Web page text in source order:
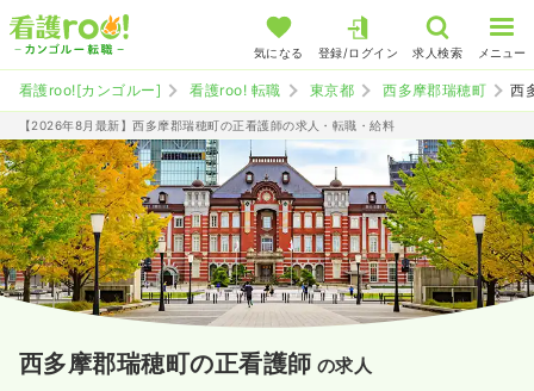
気になる 登録/ログイン 求人検索 メニュー
看護roo![カンゴルー] 看護roo! 転職 東京都 西多摩郡瑞穂町 西
【2026年8月最新】西多摩郡瑞穂町の正看護師の求人・転職・給料
西多摩郡瑞穂町の正看護師 の求人